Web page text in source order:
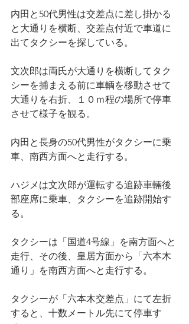
内田と50代男性は交差点に差し掛かる
と大通りを横断、交差点付近で車道に
出てタクシーを探している。
文次郎は両氏が大通りを横断してタク
シーを捕まえる前に車輌を移動させて
大通りを右折、１０ｍ程の場所で停車
させて様子を観る。
内田と長身の50代男性がタクシーに乗
車、南西方面へと走行する。
ハジメは文次郎が運転する追跡車輛後
部座席に乗車、タクシーを追跡開始す
る。
タクシーは「国道4号線」を南方面へと
走行、その後、皇居方面から「六本木
通り」を南西方面へと走行する。
タクシーが「六本木交差点」にて左折
すると、十数メートル先にて停車す